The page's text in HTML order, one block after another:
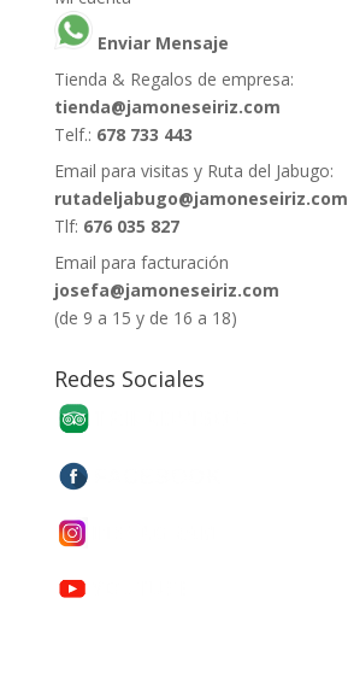
Enviar Mensaje
Tienda & Regalos de empresa:
tienda@jamoneseiriz.com
Telf.: 678 733 443
Email para visitas y Ruta del Jabugo:
rutadeljabugo@jamoneseiriz.com
Tlf: 676 035 827
Email para facturación
josefa@jamoneseiriz.com
(de 9 a 15 y de 16 a 18)
Redes Sociales